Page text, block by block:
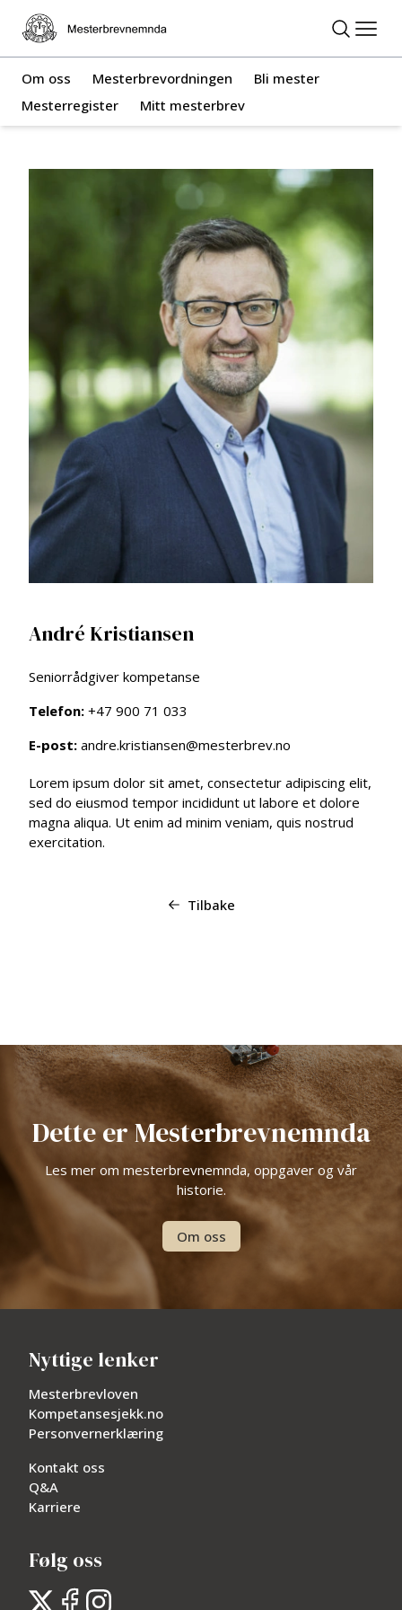
Om oss Mesterbrevordningen
Bli mester
Mesterregister
Mitt mesterbrev
André Kristiansen
Seniorrådgiver kompetanse
Telefon: +47 900 71 033
E-post: andre.kristiansen@mesterbrev.no
Lorem ipsum dolor sit amet, consectetur adipiscing elit,
sed do eiusmod tempor incididunt ut labore et dolore
magna aliqua. Ut enim ad minim veniam, quis nostrud
exercitation.
Tilbake
Dette er Mesterbrevnemnda
Les mer om mesterbrevnemnda, oppgaver og vår
historie.
Om oss
Nyttige lenker
Mesterbrevloven
Kompetansesjekk.no
Personvernerklæring
Kontakt oss
Q&A
Karriere
Følg oss